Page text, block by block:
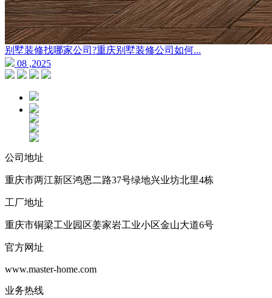
别墅装修找哪家公司?重庆别墅装修公司如何...
08 ,2025
公司地址
重庆市两江新区鸿恩二路37号绿地兴业坊北里4栋
工厂地址
重庆市铜梁工业园区姜家岩工业小区金山大道6号
官方网址
www.master-home.com
业务热线